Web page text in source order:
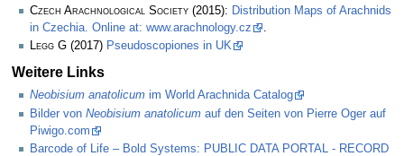
Czech Arachnological Society (2015): Distribution Maps of Arachnids
in Czechia. Online at: www.arachnology.cz
.
Legg G (2017) Pseudoscopiones in UK
Weitere Links
Neobisium anatolicum im World Arachnida Catalog
Bilder von Neobisium anatolicum auf den Seiten von Pierre Oger auf
Piwigo.com
Barcode of Life – Bold Systems: PUBLIC DATA PORTAL - RECORD